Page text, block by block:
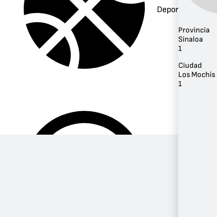
Deportes
Provincia
Sinaloa
1
Ciudad
Los Mochis
1